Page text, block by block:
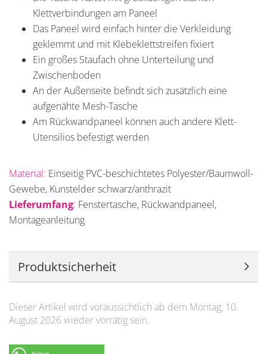
Klettverbindungen am Paneel
Das Paneel wird einfach hinter die Verkleidung
geklemmt und mit Klebeklettstreifen fixiert
Ein großes Staufach ohne Unterteilung und
Zwischenboden
An der Außenseite befindt sich zusätzlich eine
aufgenähte Mesh-Tasche
Am Rückwandpaneel können auch andere Klett-
Utensilios befestigt werden
Material: Einseitig PVC-beschichtetes Polyester/Baumwoll-
Gewebe, Kunstelder schwarz/anthrazit
Lieferumfang: Fenstertasche, Rückwandpaneel,
Montageanleitung
Produktsicherheit
Dieser Artikel wird voraussichtlich ab dem Montag, 10.
August 2026 wieder vorrätig sein.